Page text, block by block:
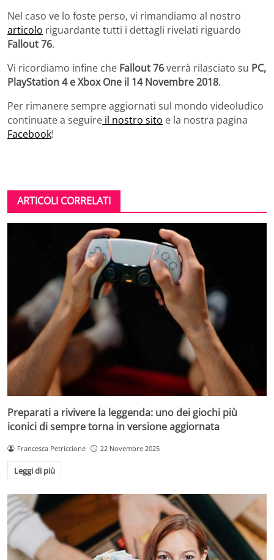
Nel caso ve lo foste perso, vi rimandiamo al nostro
articolo riguardante tutti i dettagli rivelati riguardo
Fallout 76.
Vi ricordiamo infine che Fallout 76verrà rilasciato su PC,
PlayStation 4 e Xbox One il 14 Novembre 2018.
Per rimanere sempre aggiornati sul mondo videoludico
continuate a seguire il nostro sito e la nostra pagina
Facebook!
ARTICOLI CORRELATI
Preparati a rivivere la leggenda: uno dei giochi più
iconici di sempre torna in versione aggiornata
Francesca Petriccione 22 Novembre 2025
Leggi di più